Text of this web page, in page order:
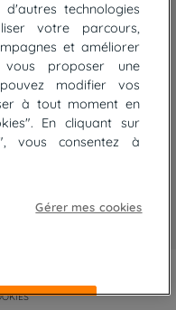
technologies
votre parcours,
et améliorer
proposer une
modifier vos
à tout moment en
En cliquant sur
vous consentez à
Gérer mes cookies
REFUSER